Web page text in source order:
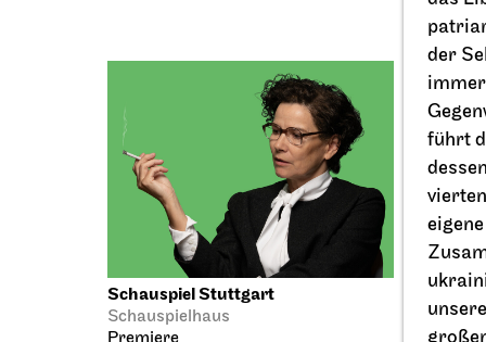
der
führt
Schauspiel Stuttgart
Schauspielhaus